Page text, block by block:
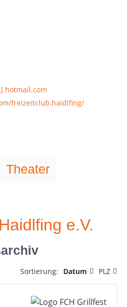
hotmail.com
freizeitclub.haidlfing/
Theater
e.V.
Sortierung: Datum PLZ